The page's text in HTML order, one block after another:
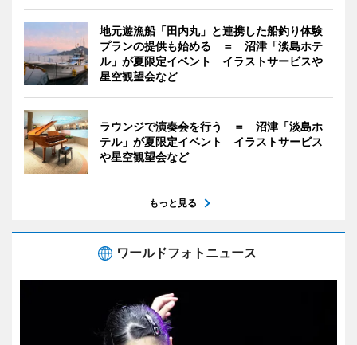
地元遊漁船「田内丸」と連携した船釣り体験
プランの提供も始める ＝ 沼津「淡島ホテ
ル」が夏限定イベント イラストサービスや
星空観望会など
ラウンジで演奏会を行う ＝ 沼津「淡島ホ
テル」が夏限定イベント イラストサービス
や星空観望会など
もっと見る
ワールドフォトニュース